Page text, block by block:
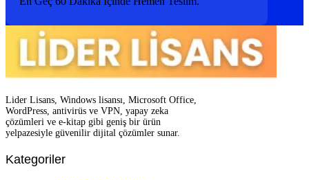
Lider Lisans, Windows lisansı, Microsoft Office,
WordPress, antivirüs ve VPN, yapay zeka
çözümleri ve e-kitap gibi geniş bir ürün
yelpazesiyle güvenilir dijital çözümler sunar.
Kategoriler